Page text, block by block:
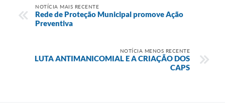
NOTÍCIA MAIS RECENTE
Rede de Proteção Municipal promove Ação
Preventiva
NOTÍCIA MENOS RECENTE
LUTA ANTIMANICOMIAL E A CRIAÇÃO DOS
CAPS